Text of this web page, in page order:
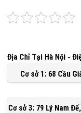
Địa Chỉ Tại Hà Nội -
Cơ sở 1: 68 Cầu
Cơ sở 3: 79 Lý Nam